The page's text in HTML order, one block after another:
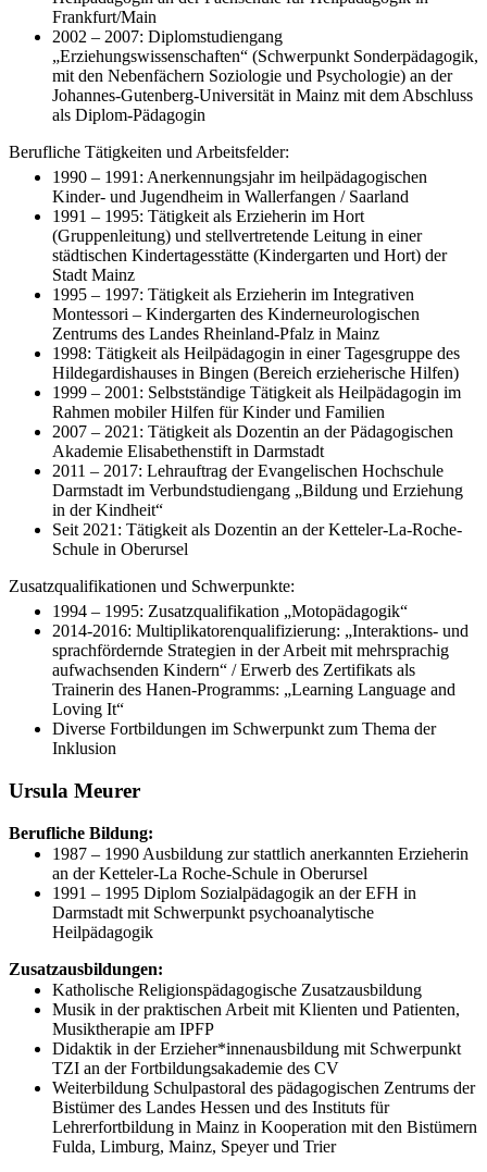
Frankfurt/Main
2002 – 2007: Diplomstudiengang
„Erziehungswissenschaften“ (Schwerpunkt Sonderpädagogik,
mit den Nebenfächern Soziologie und Psychologie) an der
Johannes-Gutenberg-Universität in Mainz mit dem Abschluss
als Diplom-Pädagogin
Berufliche Tätigkeiten und Arbeitsfelder:
1990 – 1991: Anerkennungsjahr im heilpädagogischen
Kinder- und Jugendheim in Wallerfangen / Saarland
1991 – 1995: Tätigkeit als Erzieherin im Hort
(Gruppenleitung) und stellvertretende Leitung in einer
städtischen Kindertagesstätte (Kindergarten und Hort) der
Stadt Mainz
1995 – 1997: Tätigkeit als Erzieherin im Integrativen
Montessori – Kindergarten des Kinderneurologischen
Zentrums des Landes Rheinland-Pfalz in Mainz
1998: Tätigkeit als Heilpädagogin in einer Tagesgruppe des
Hildegardishauses in Bingen (Bereich erzieherische Hilfen)
1999 – 2001: Selbstständige Tätigkeit als Heilpädagogin im
Rahmen mobiler Hilfen für Kinder und Familien
2007 – 2021: Tätigkeit als Dozentin an der Pädagogischen
Akademie Elisabethenstift in Darmstadt
2011 – 2017: Lehrauftrag der Evangelischen Hochschule
Darmstadt im Verbundstudiengang „Bildung und Erziehung
in der Kindheit“
Seit 2021: Tätigkeit als Dozentin an der Ketteler-La-Roche-
Schule in Oberursel
Zusatzqualifikationen und Schwerpunkte:
1994 – 1995: Zusatzqualifikation „Motopädagogik“
2014-2016: Multiplikatorenqualifizierung: „Interaktions- und
sprachfördernde Strategien in der Arbeit mit mehrsprachig
aufwachsenden Kindern“ / Erwerb des Zertifikats als
Trainerin des Hanen-Programms: „Learning Language and
Loving It“
Diverse Fortbildungen im Schwerpunkt zum Thema der
Inklusion
Ursula Meurer
Berufliche Bildung:
1987 – 1990 Ausbildung zur stattlich anerkannten Erzieherin
an der Ketteler-La Roche-Schule in Oberursel
1991 – 1995 Diplom Sozialpädagogik an der EFH in
Darmstadt mit Schwerpunkt psychoanalytische
Heilpädagogik
Zusatzausbildungen:
Katholische Religionspädagogische Zusatzausbildung
Musik in der praktischen Arbeit mit Klienten und Patienten,
Musiktherapie am IPFP
Didaktik in der Erzieher*innenausbildung mit Schwerpunkt
TZI an der Fortbildungsakademie des CV
Weiterbildung Schulpastoral des pädagogischen Zentrums der
Bistümer des Landes Hessen und des Instituts für
Lehrerfortbildung in Mainz in Kooperation mit den Bistümern
Fulda, Limburg, Mainz, Speyer und Trier